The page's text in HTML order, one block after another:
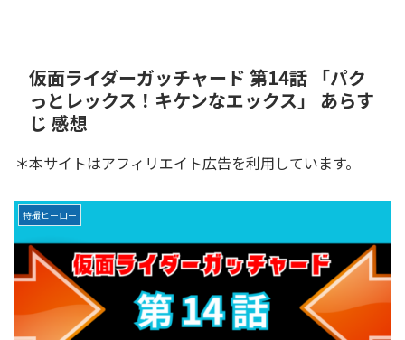
仮面ライダーガッチャード 第14話 「パク
っとレックス！キケンなエックス」 あらす
じ 感想
＊本サイトはアフィリエイト広告を利用しています。
特撮ヒーロー